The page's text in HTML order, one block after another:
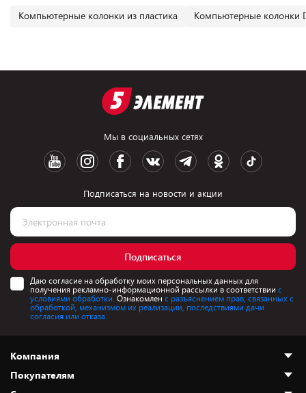
Компьютерные колонки из пластика Компьютерные колонки
Мы в социальных сетях
Подписаться на новости и акции
Подписаться
Даю согласие на обработку моих персональных данных для
получения рекламно-информационной рассылки в соответствии с
условиями обработки. Ознакомлен с разъяснением прав, связанных с
обработкой, механизмом их реализации, последствиями дачи
согласия или отказа.
Компания
О нас
Покупателям